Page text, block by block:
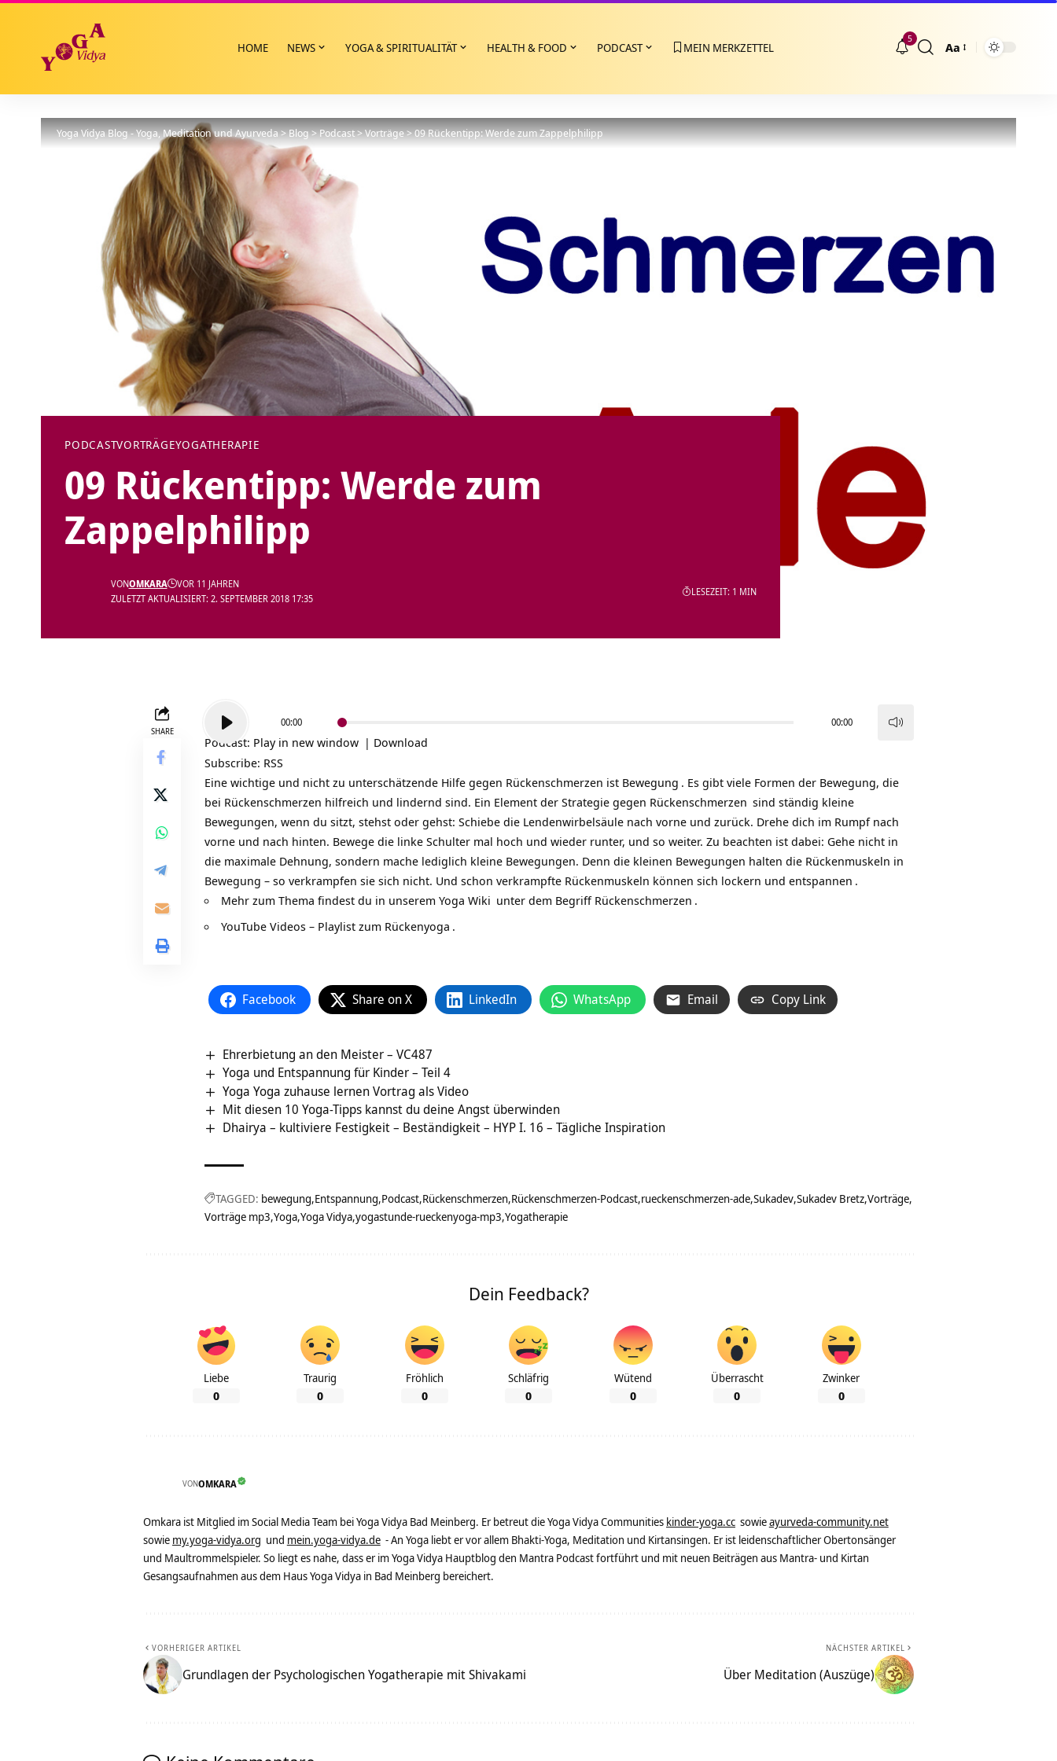
HOME NEWS YOGA & SPIRITUALITÄT HEALTH & FOOD PODCAST MEIN MERKZETTEL
5
Größenänderung
Aa
Yoga Vidya Blog - Yoga, Meditation und Ayurveda>Blog>Podcast>Vorträge>09 Rückentipp: Werde zum Zappelphilipp
PODCASTVORTRÄGEYOGATHERAPIE
09 Rückentipp: Werde zum
Zappelphilipp
ZULETZT AKTUALISIERT: 2. SEPTEMBER 2018 17:35
VONOMKARA VOR 11 JAHREN
LESEZEIT: 1 MIN
SHARE
Player
00:00 00:00
Podcast: Play in new window | Download
Subscribe: RSS
Eine wichtige und nicht zu unterschätzende Hilfe gegen Rückenschmerzen ist Bewegung . Es gibt viele Formen der Bewegung, die
bei Rückenschmerzen hilfreich und lindernd sind. Ein Element der Strategie gegen Rückenschmerzen sind ständig kleine
Bewegungen, wenn du sitzt, stehst oder gehst: Schiebe die Lendenwirbelsäule nach vorne und zurück. Drehe dich im Rumpf nach
vorne und nach hinten. Bewege die linke Schulter mal hoch und wieder runter, und so weiter. Zu beachten ist dabei: Gehe nicht in
die maximale Dehnung, sondern mache lediglich kleine Bewegungen. Denn die kleinen Bewegungen halten die Rückenmuskeln in
Bewegung – so verkrampfen sie sich nicht. Und schon verkrampfte Rückenmuskeln können sich lockern und entspannen .
Mehr zum Thema findest du in unserem Yoga Wiki unter dem Begriff Rückenschmerzen .
YouTube Videos – Playlist zum Rückenyoga .
Facebook Share on X LinkedIn WhatsApp Email Copy Link
Ehrerbietung an den Meister – VC487
Yoga und Entspannung für Kinder – Teil 4
Yoga Yoga zuhause lernen Vortrag als Video
Mit diesen 10 Yoga-Tipps kannst du deine Angst überwinden
Dhairya – kultiviere Festigkeit – Beständigkeit – HYP I. 16 – Tägliche Inspiration
TAGGED: bewegung Entspannung Podcast Rückenschmerzen Rückenschmerzen-Podcast rueckenschmerzen-ade Sukadev Sukadev Bretz Vorträge
Vorträge mp3 Yoga Yoga Vidya yogastunde-rueckenyoga-mp3 Yogatherapie
Dein Feedback?
Liebe
0
Traurig
0
Fröhlich
0
Schläfrig
0
Wütend
0
Überrascht
0
Zwinker
0
VONOMKARA
Omkara ist Mitglied im Social Media Team bei Yoga Vidya Bad Meinberg. Er betreut die Yoga Vidya Communities kinder-yoga.cc sowieayurveda-community.net
sowie my.yoga-vidya.org und mein.yoga-vidya.de - An Yoga liebt er vor allem Bhakti-Yoga, Meditation und Kirtansingen. Er ist leidenschaftlicher Obertonsänger
und Maultrommelspieler. So liegt es nahe, dass er im Yoga Vidya Hauptblog den Mantra Podcast fortführt und mit neuen Beiträgen aus Mantra- und Kirtan
Gesangsaufnahmen aus dem Haus Yoga Vidya in Bad Meinberg bereichert.
VORHERIGER ARTIKEL
Grundlagen der Psychologischen Yogatherapie mit Shivakami
NÄCHSTER ARTIKEL
Über Meditation (Auszüge)